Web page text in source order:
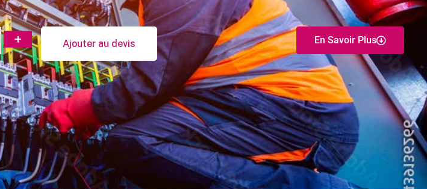
Ajouter au devis En Savoir Plus